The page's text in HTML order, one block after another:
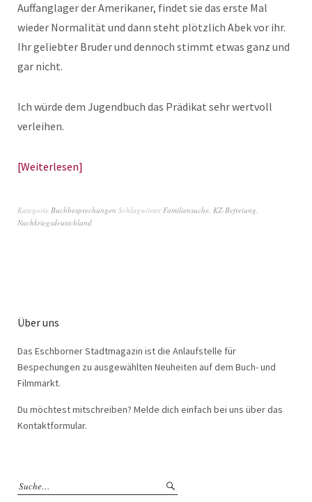
Auffanglager der Amerikaner, findet sie das erste Mal
wieder Normalität und dann steht plötzlich Abek vor ihr.
Ihr geliebter Bruder und dennoch stimmt etwas ganz und
gar nicht.
Ich würde dem Jugendbuch das Prädikat sehr wertvoll
verleihen.
Weiterlesen
Kategorie Buchbesprechungen SchlagwörterFamiliensuche, KZ-Befreiung,
Nachkriegsdeutschland
Über uns
Das Eschborner Stadtmagazin ist die Anlaufstelle für
Bespechungen zu ausgewählten Neuheiten auf dem Buch- und
Filmmarkt.
Du möchtest mitschreiben? Melde dich einfach bei uns über das
Kontaktformular.